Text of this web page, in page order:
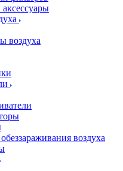
воздуха
воздуха